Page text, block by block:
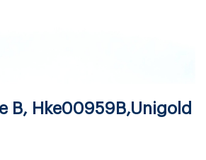
B, Hke00959B,Unigold